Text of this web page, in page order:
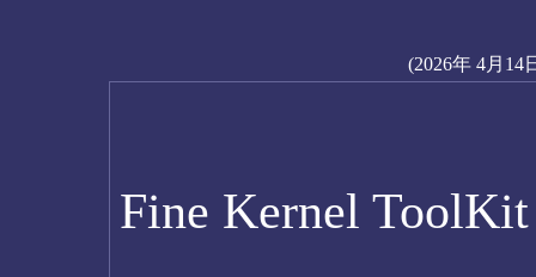
(2026年 4月14
Fine Kernel ToolKit